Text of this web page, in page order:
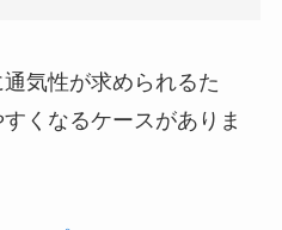
気性が求められるた
くなるケースがありま